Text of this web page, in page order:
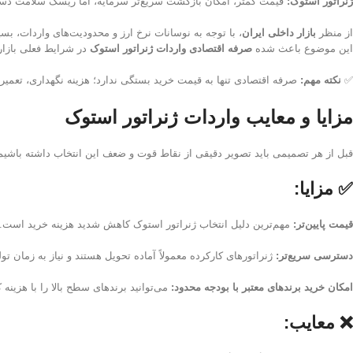
از منظر بازار داخلی ایران
این موضوع باعث شده صرفه اقتصادی واردات ژنراتور استوک در شرایط فعلی
✅ نکته مهم: صرفه اقتصادی تنها به قیمت خرید بستگی ندارد؛ هزینه نگهداری،
مزایا و معایب واردات ژنراتور استوک
قبل از هر تصمیمی باید تصویر دقیقی از نقاط قوت و ضعف این انتخاب داشته
✅ مزایا:
قیمت پایین‌تر: مهم‌ترین دلیل انتخاب ژنراتور استوک کاهش شدید هزینه خرید است.
دسترسی سریع‌تر: ژنراتورهای کارکرده معمولاً آماده تحویل هستند و نیاز به زمان
امکان خرید برندهای معتبر با بودجه محدود: می‌توانید برندهای سطح بالا را با هزینه
❌ معایب: